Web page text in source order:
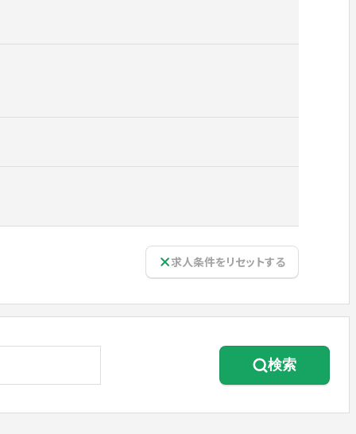
求人条件をリセットする
検索